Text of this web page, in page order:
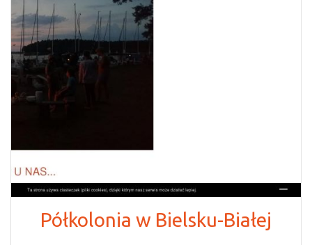
Półkolonia w Bielsku-Białej